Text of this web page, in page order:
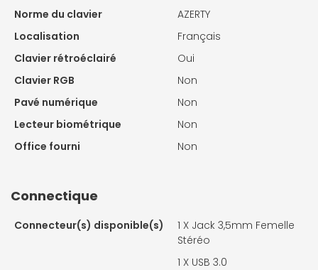
Norme du clavier
AZERTY
Localisation
Français
Clavier rétroéclairé
Oui
Clavier RGB
Non
Pavé numérique
Non
Lecteur biométrique
Non
Office fourni
Non
Connectique
Connecteur(s) disponible(s) 1 X Jack 3,5mm Femelle
Stéréo
1 X USB 3.0